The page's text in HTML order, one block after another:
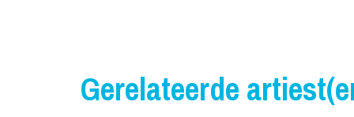
Gerelateerde